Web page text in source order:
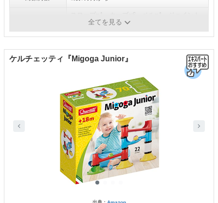
積木×8、木玉×2
全てを見る
ケルチェッティ『Migoga Junior』